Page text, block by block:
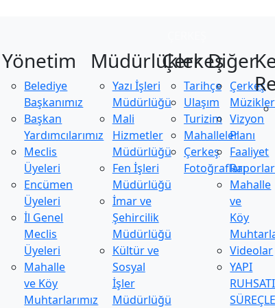
Yönetim
Belediye
Başkanımız
Başkan
Yardımcılarımız
Meclis
Üyeleri
Encümen
Üyeleri
İl Genel
Meclis
Üyeleri
Mahalle
ve Köy
Muhtarlarımız
Müdürlükler
Yazı İşleri
Müdürlüğü
Mali
Hizmetler
Müdürlüğü
Fen İşleri
Müdürlüğü
İmar ve
Şehircilik
Müdürlüğü
Kültür ve
Sosyal
İşler
Müdürlüğü
Çerkeş
Tarihçe
Ulaşım
Turizim
Mahalleler
Çerkeş
Fotoğrafları
Diğer
Çerkeş
Vizyon
Planı
Faaliyet
Mahalle
ve
Köy
Videolar
YAPI
RUHSATI